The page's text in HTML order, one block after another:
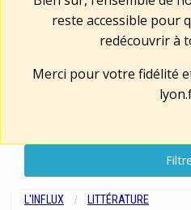
reste accessible pour
redécouvrir à
Merci pour votre fidélité
L'INFLUX LITTÉRATURE